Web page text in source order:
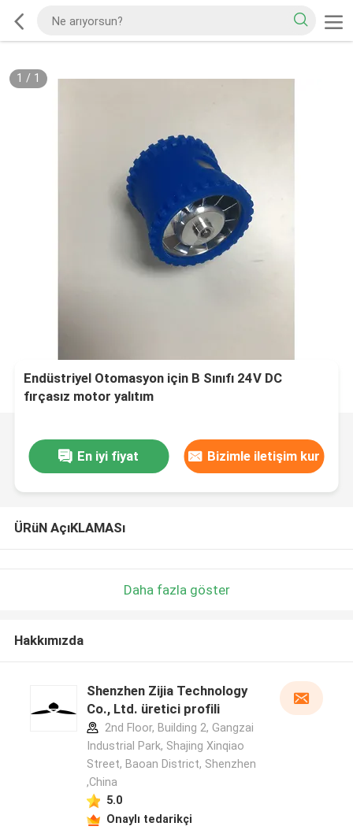
1 / 1
Endüstriyel Otomasyon için B Sınıfı 24V DC
fırçasız motor yalıtım
En iyi fiyat Bizimle iletişim kur
ÜRüN AçıKLAMASı
Daha fazla göster
Hakkımızda
Shenzhen Zijia Technology
Co., Ltd. üretici profili
2nd Floor, Building 2, Gangzai
Industrial Park, Shajing Xinqiao
Street, Baoan District, Shenzhen
,China
5.0
Onaylı tedarikçi